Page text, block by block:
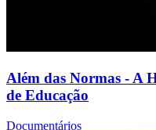
Além das Normas - A
de Educação
Documentários